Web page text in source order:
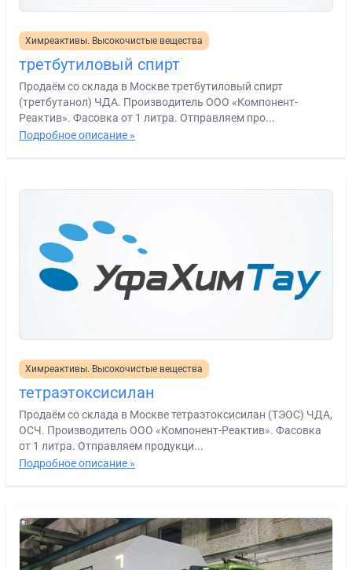
Химреактивы. Высокочистые вещества
третбутиловый спирт
Продаём со склада в Москве третбутиловый спирт
(третбутанол) ЧДА. Производитель ООО «Компонент-
Реактив». Фасовка от 1 литра. Отправляем про...
Подробное описание »
Химреактивы. Высокочистые вещества
тетраэтоксисилан
Продаём со склада в Москве тетраэтоксисилан (ТЭОС) ЧДА,
ОСЧ. Производитель ООО «Компонент-Реактив». Фасовка
от 1 литра. Отправляем продукци...
Подробное описание »